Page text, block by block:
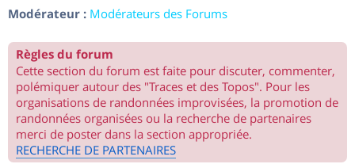
Modérateur : Modérateurs des Forums
Règles du forum
Cette section du forum est faite pour discuter, commenter,
polémiquer autour des "Traces et des Topos". Pour les
organisations de randonnées improvisées, la promotion de
randonnées organisées ou la recherche de partenaires
merci de poster dans la section appropriée.
RECHERCHE DE PARTENAIRES